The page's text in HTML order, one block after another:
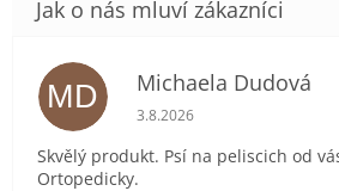
MD Michaela Dudová
Hodnocení obchodu je 5
3.8.2026
Skvělý produkt. Psí na peliscich od
Ortopedicky.